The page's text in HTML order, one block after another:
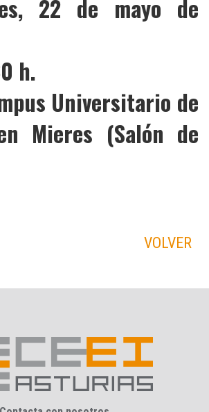
22 de mayo de
h.
Universitario de
Mieres (Salón de
VOLVER